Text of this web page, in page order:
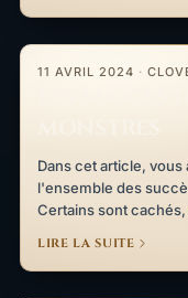
11 AVRIL 2024 ·
Dans cet article,
l'ensemble des
Certains sont
LIRE LA SUITE
Les succès de la 4.1